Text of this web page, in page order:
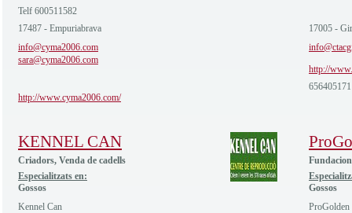
Telf 600511582
17487 - Empuriabrava
info@cyma2006.com
sara@cyma2006.com
http://www.cyma2006.com/
17005 -
http://
656405171
KENNEL CAN
Criadors, Venda de cadells
Especialitzats en:
Gossos
Kennel Can
Gossos
ProGolden